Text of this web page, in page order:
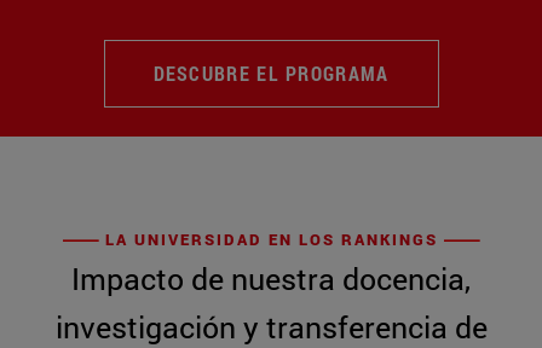
DESCUBRE EL PROGRAMA
LA UNIVERSIDAD EN LOS RANKINGS
Impacto de nuestra docencia,
investigación y transferencia de